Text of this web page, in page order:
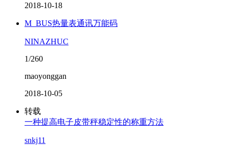
2018-10-18
M_BUS热量表通讯万能码
NINAZHUC
1/260
maoyonggan
2018-10-05
转载
一种提高电子皮带秤稳定性的称重方法
snkj11